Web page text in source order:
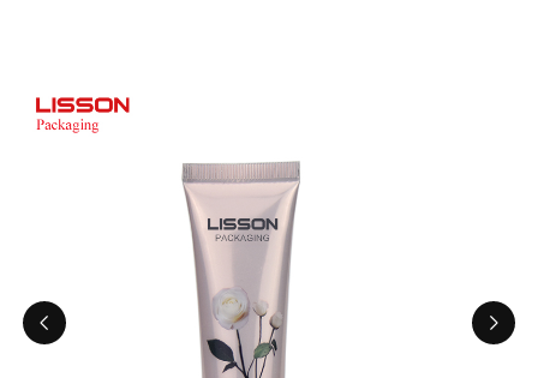
한국의
ไทย
Tiếng việt
中文